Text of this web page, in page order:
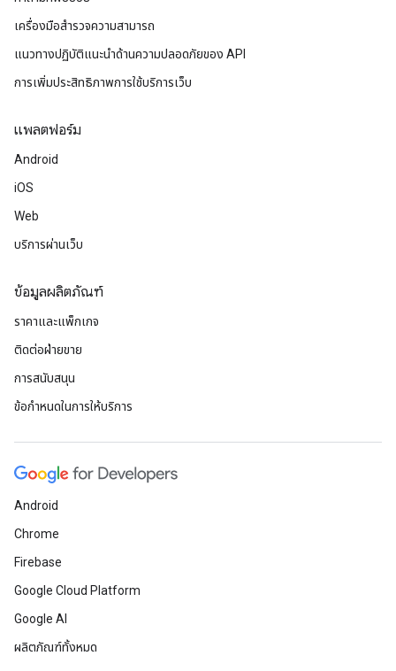
เครื่องมือสำรวจความสามารถ
แนวทางปฏิบัติแนะนําด้านความปลอดภัยของ API
การเพิ่มประสิทธิภาพการใช้บริการเว็บ
แพลตฟอร์ม
Android
iOS
Web
บริการผ่านเว็บ
ข้อมูลผลิตภัณฑ์
ราคาและแพ็กเกจ
ติดต่อฝ่ายขาย
การสนับสนุน
ข้อกำหนดในการให้บริการ
Android
Chrome
Firebase
Google Cloud Platform
Google AI
ผลิตภัณฑ์ทั้งหมด